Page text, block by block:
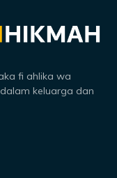
keluarga dan